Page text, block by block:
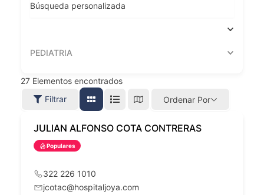
Búsqueda personalizada
PEDIATRIA
27 Elementos encontrados
Filtrar
Ordenar Por
JULIAN ALFONSO COTA CONTRERAS
Populares
322 226 1010
jcotac@hospitaljoya.com